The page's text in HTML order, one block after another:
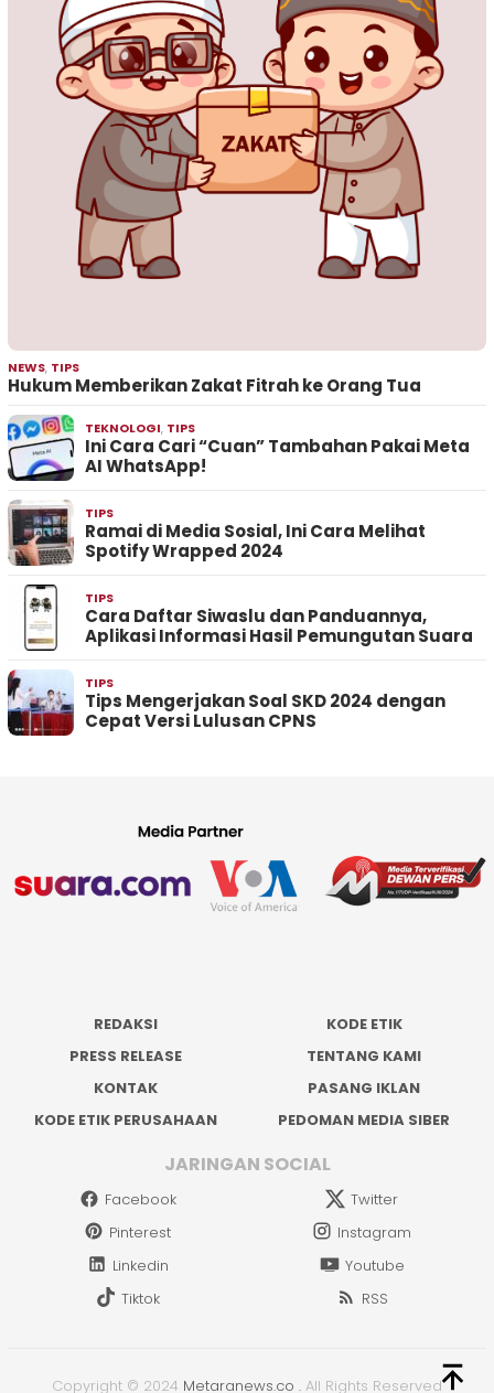
NEWS, TIPS
Hukum Memberikan Zakat Fitrah ke Orang Tua
TEKNOLOGI, TIPS
Ini Cara Cari “Cuan” Tambahan Pakai Meta
AI WhatsApp!
TIPS
Ramai di Media Sosial, Ini Cara Melihat
Spotify Wrapped 2024
TIPS
Cara Daftar Siwaslu dan Panduannya,
Aplikasi Informasi Hasil Pemungutan Suara
TIPS
Tips Mengerjakan Soal SKD 2024 dengan
Cepat Versi Lulusan CPNS
REDAKSI
KODE ETIK
PRESS RELEASE
TENTANG KAMI
KONTAK
PASANG IKLAN
KODE ETIK PERUSAHAAN
PEDOMAN MEDIA SIBER
JARINGAN SOCIAL
Facebook
Twitter
Pinterest
Instagram
Linkedin
Youtube
Tiktok
RSS
Copyright © 2024 Metaranews.co . All Rights Reserved